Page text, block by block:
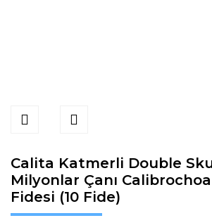
Calita Katmerli Double
Milyonlar Çanı
Fidesi (10 Fide)